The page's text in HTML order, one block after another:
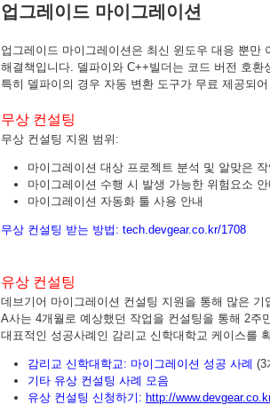
업그레이드 마이그레이션
업그레이드 마이그레이션은 최신 윈도우 대응 뿐만
해결책입니다. 델파이와 C++빌더는 코드 버전 호
특히 델파이의 경우 자동 변환 도구가 무료 제공되
무상 컨설팅
무상 컨설팅 지원 범위:
마이그레이션 대상 프로젝트 분석 및 알맞은
마이그레이션 수행 시 발생 가능한 위험요소 안
마이그레이션 자동화 툴 사용 안내
무상 컨설팅 받는 방법: tech.devgear.co.kr/1708
유상 컨설팅
데브기어 마이그레이션 컨설팅 지원을 통해 많은
A사는 4개월로 예상했던 작업을 컨설팅을 통해 2주
대표적인 성공사례인 감리교 신학대학교 케이스를
감리교 신학대학교: 마이그레이션 성공 사례 (3
기타 유상 컨설팅 사례 모음
유상 컨설팅 신청하기: http://